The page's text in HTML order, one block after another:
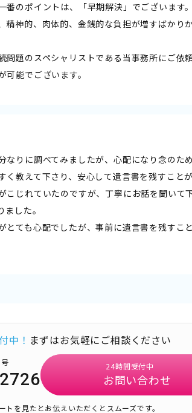
のポイントは、「早期解決」でございます。
精神的、肉体的、金銭的な負担が増すばかり
問題のスペシャリストである当事務所にご依
能でございます。
りに調べてみましたが、心配になり念のた
教えて下さり、安心して遺言書を残すことが
じれていたのですが、丁寧にお話を聞いて
した。
ても心配でしたが、事前に遺言書を残すこ
中！ まずはお気軽にご相談ください
24時間受付中
お問い合わせ
トを見たとお伝えいただくとスムーズです。